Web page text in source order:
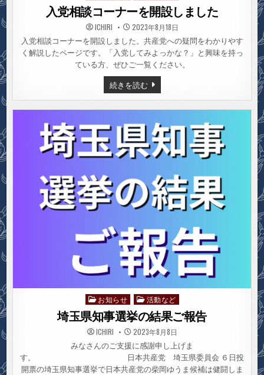
in
入党相談コーナーを開設しました
ICHIRI 2023年8月18日
入党相談コーナーを開設しました。共産党への疑問をわかりやす
く解説したページです。「入党してみよっかな？」と興味を持っ
ている方、ぜひご一覧ください。
続きを読む入
党
相
ナ
ー
を
開
設
し
た
Posted
in
お知らせ 活動など
埼玉県知事選挙の結果ご報告
ICHIRI 2023年8月8日
みなさんのご支援に感謝申し上げま
す。 日本共産党 埼玉県委員会 ６日投
開票の埼玉県知事選挙で日本共産党の柴岡ゆうま候補は健闘しま